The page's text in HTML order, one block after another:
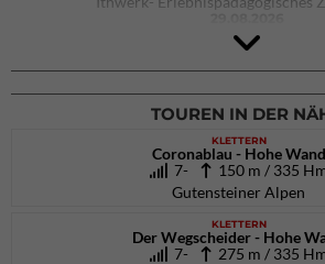
4Blocs KIDS 2026
DAV Kletter- & Boulderzentrum
26.09.2026
TOUREN IN DER
KLETTERN
Coronablau - Hohe Wand
7- 150 m / 335
Gutensteiner Alpen
KLETTERN
Der Wegscheider - Hohe
7- 275 m / 335